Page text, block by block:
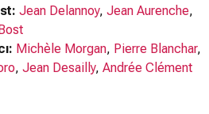
Jean Delannoy, Jean Aurenche,
Michèle Morgan, Pierre Blanchar,
, Jean Desailly, Andrée Clément